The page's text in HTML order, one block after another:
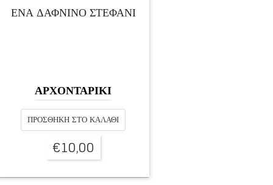
ΕΝΑ ΔΑΦΝΙΝΟ ΣΤΕΦΑΝΙ
ΑΡΧΟΝΤΑΡΙΚΙ
ΠΡΟΣΘΉΚΗ ΣΤΟ ΚΑΛΆΘΙ
€10,00